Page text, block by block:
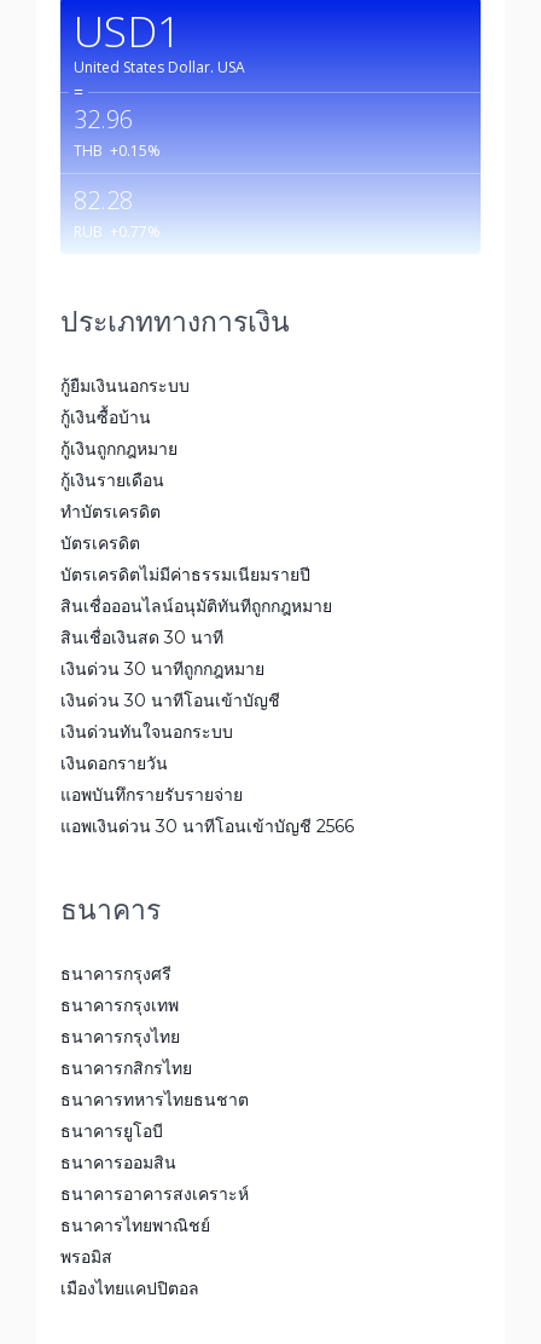
USD1
United States Dollar. USA
=
32.96
THB +0.15%
82.28
RUB +0.77%
ประเภททางการเงิน
กู้ยืมเงินนอกระบบ
กู้เงินซื้อบ้าน
กู้เงินถูกกฎหมาย
กู้เงินรายเดือน
ทำบัตรเครดิต
บัตรเครดิต
บัตรเครดิตไม่มีค่าธรรมเนียมรายปี
สินเชื่อออนไลน์อนุมัติทันทีถูกกฎหมาย
สินเชื่อเงินสด 30 นาที
เงินด่วน 30 นาทีถูกกฎหมาย
เงินด่วน 30 นาทีโอนเข้าบัญชี
เงินด่วนทันใจนอกระบบ
เงินดอกรายวัน
แอพบันทึกรายรับรายจ่าย
แอพเงินด่วน 30 นาทีโอนเข้าบัญชี 2566
ธนาคาร
ธนาคารกรุงศรี
ธนาคารกรุงเทพ
ธนาคารกรุงไทย
ธนาคารกสิกรไทย
ธนาคารทหารไทยธนชาต
ธนาคารยูโอบี
ธนาคารออมสิน
ธนาคารอาคารสงเคราะห์
ธนาคารไทยพาณิชย์
พรอมิส
เมืองไทยแคปปิตอล